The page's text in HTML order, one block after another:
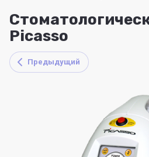
Picasso
Предыдущий